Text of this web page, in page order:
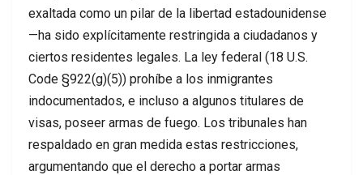
exaltada como un pilar de la libertad estadounidense
—ha sido explícitamente restringida a ciudadanos y
ciertos residentes legales. La ley federal (18 U.S.
Code §922(g)(5)) prohíbe a los inmigrantes
indocumentados, e incluso a algunos titulares de
visas, poseer armas de fuego. Los tribunales han
respaldado en gran medida estas restricciones,
argumentando que el derecho a portar armas